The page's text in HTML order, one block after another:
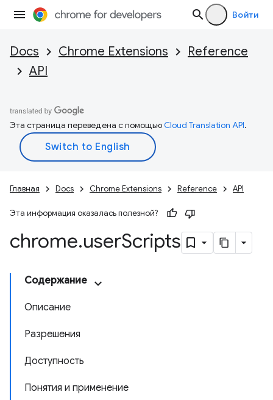
Войти
Docs Chrome Extensions
Reference
API
Эта страница переведена с помощьюCloud Translation API.
Главная Docs Chrome Extensions Reference API
Эта информация оказалась полезной?
chrome.userScripts
Содержание
Описание
Разрешения
Доступность
Понятия и применение